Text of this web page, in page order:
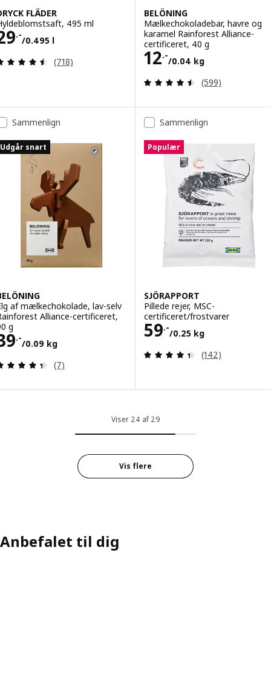
FLÄDER
495 ml
.-
/0.495 l
29.-/0.495 l
Anmeld: 4.5 ud af 5 Stjerner. Anmeldelser i alt:
(718)
BELÖNING
Mælkechokoladebar, havre og
karamel Rainforest Alliance-
certificeret, 40 g
12.-
/0.04 kg
Pris 12.-/0.04
Anmeld: 4.5 ud
(599)
Sammenlign
Udgår snart
af mælkechokolade, lav-selv
Alliance-certificeret,
g
.-
/0.09 kg
39.-/0.09 kg
Anmeld: 4.4 ud af 5 Stjerner. Anmeldelser i alt:
(7)
Sammenlign
Populær
SJÖRAPPORT
Pillede rejer, MSC-
certificeret/frostvarer
59.-
/0.25 kg
Pris 59.-/0.25
Anmeld: 4.4 ud
(142)
Viser 24 af 29
Vis flere
Anbefalet til dig